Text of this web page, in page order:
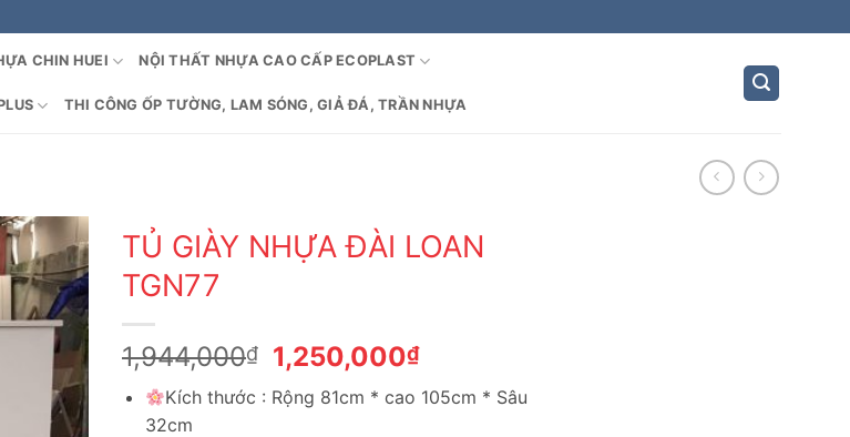
CHIN HUEI NỘI THẤT NHỰA CAO CẤP ECOPLAST
THI CÔNG ỐP TƯỜNG, LAM SÓNG, GIẢ ĐÁ, TRẦN NHỰA
TỦ GIÀY NHỰA ĐÀI LOAN
TGN77
1,944,000₫
Giá
gốc
là:
1,250,000₫Giá
hiện
tại
Kích thước : Rộng 81cm * cao 105cm * Sâu
32cm